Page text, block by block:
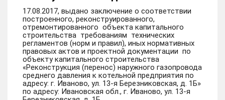
17.08.2017, выдано заключение о соответствии
построенного, реконструированного,
отремонтированного объекта капитального
строительства требованиям технических
регламентов (норм и правил), иных нормативных
правовых актов и проектной документации по
объекту капитального строительства
«Реконструкция (перенос) наружного газопровода
среднего давления к котельной предприятия по
адресу: г. Иваново, ул. 13-я Березниковская, д. 1Б»
по адресу: Ивановская обл., г. Иваново, ул. 13-я